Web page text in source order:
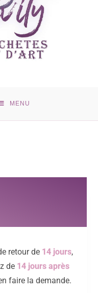
MENU
retour de 14 jours,
de 14 jours après
faire la demande.